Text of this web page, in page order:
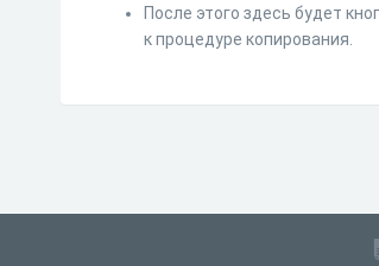
После этого здесь будет
к процедуре копирования.